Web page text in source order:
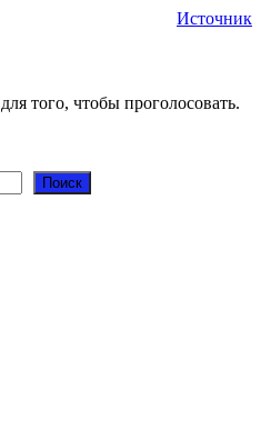
Источник
для того, чтобы проголосовать.
Поиск